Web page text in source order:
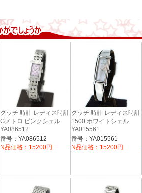
グッチ 時計 レディス時計
Gメトロ ピンクシェル
YA086512
番号：YA086512
N品価格：15200円
グッチ 時計 レディス時計
1500 ホワイトシェル
YA015561
番号：YA015561
N品価格：15200円